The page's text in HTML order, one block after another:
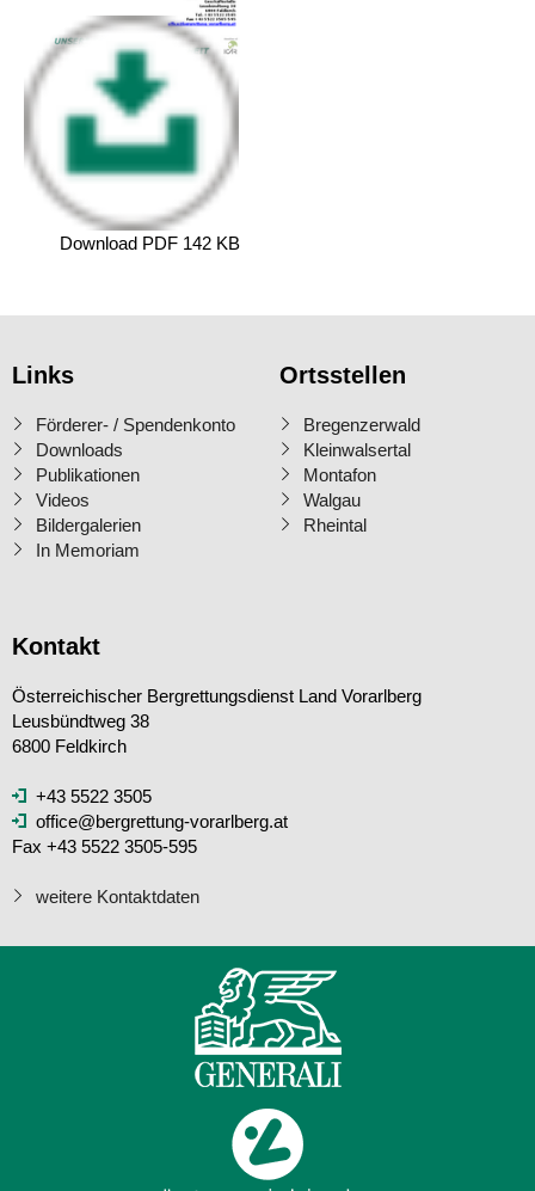
Download PDF 142 KB
Links
Förderer- / Spendenkonto
Downloads
Publikationen
Videos
Bildergalerien
In Memoriam
Ortsstellen
Bregenzerwald
Kleinwalsertal
Montafon
Walgau
Rheintal
Kontakt
Österreichischer Bergrettungsdienst Land Vorarlberg
Leusbündtweg 38
6800 Feldkirch
+43 5522 3505
office@bergrettung-vorarlberg.at
Fax +43 5522 3505-595
weitere Kontaktdaten